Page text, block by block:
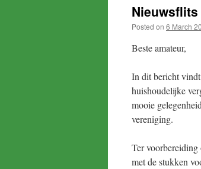
Posted on 6 March
Beste amateur,
In dit bericht
huishoudelijke
mooie
vereniging.
Ter
met de stukken